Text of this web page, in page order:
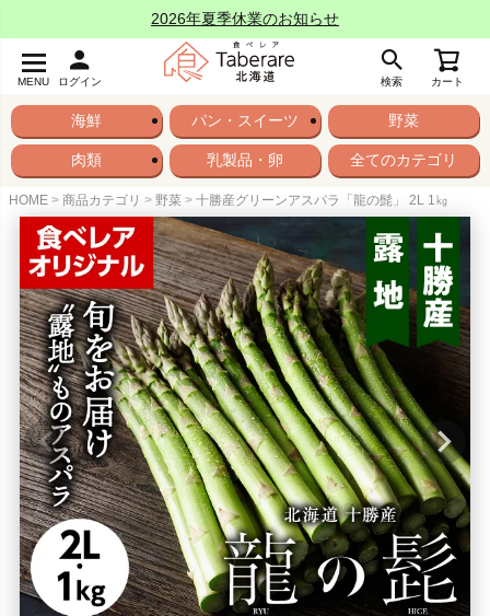
2026年夏季休業のお知らせ
MENU ログイン 検索 カート
海鮮 パン・スイーツ 野菜
肉類 乳製品・卵 全てのカテゴリ
HOME 商品カテゴリ 野菜 十勝産グリーンアスパラ「龍の髭」 2L 1㎏